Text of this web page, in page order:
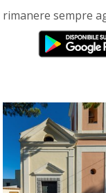
rimanere sempre